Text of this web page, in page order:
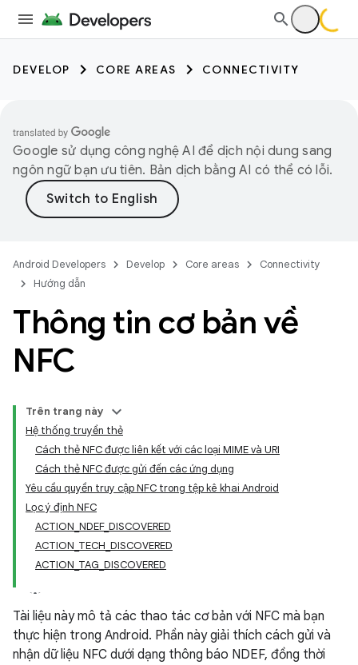
DEVELOP CORE AREAS CONNECTIVITY
Google sử dụng công nghệ AI để dịch nội dung sang
ngôn ngữ bạn ưu tiên. Bản dịch bằng AI có thể có lỗi.
Android Developers Develop Core areas
Connectivity
Hướng dẫn
Thông tin cơ bản về
NFC
Trên trang này
Hệ thống truyền thẻ
Cách thẻ NFC được liên kết với các loại MIME và URI
Cách thẻ NFC được gửi đến các ứng dụng
Yêu cầu quyền truy cập NFC trong tệp kê khai Android
Lọc ý định NFC
ACTION_NDEF_DISCOVERED
ACTION_TECH_DISCOVERED
ACTION_TAG_DISCOVERED
Tài liệu này mô tả các thao tác cơ bản với NFC mà bạn
thực hiện trong Android. Phần này giải thích cách gửi và
nhận dữ liệu NFC dưới dạng thông báo NDEF, đồng thời